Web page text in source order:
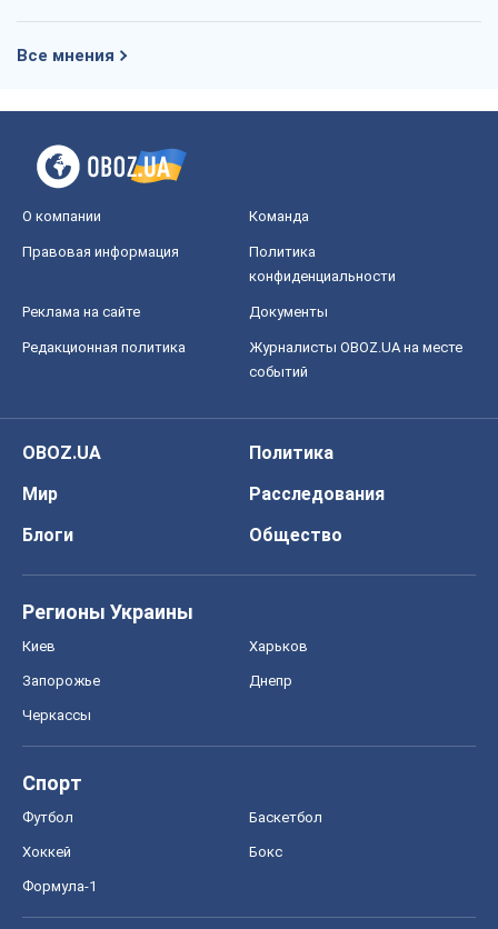
Все мнения
О компании Команда
Правовая информация
Политика
конфиденциальности
Реклама на сайте Документы
Редакционная политика
Журналисты OBOZ.UA на месте
событий
OBOZ.UA
Политика
Мир
Расследования
Блоги
Общество
Регионы Украины
Киев Харьков
Запорожье Днепр
Черкассы
Спорт
Футбол Баскетбол
Хоккей Бокс
Формула-1